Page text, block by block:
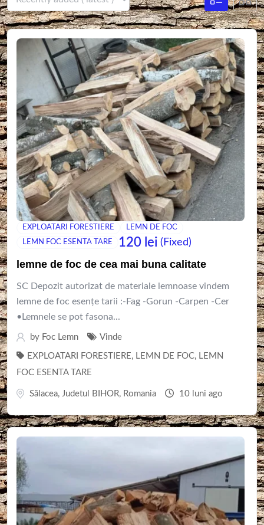
EXPLOATARI FORESTIERE
LEMN DE FOC
LEMN FOC ESENTA TARE
120 lei (Fixed)
lemne de foc de cea mai buna calitate
SC Depozit autorizat de materiale lemnoase vindem
lemne de foc esențe tarii :-Fag -Gorun -Carpen -Cer
•Lemnele se pot fasona...
by Foc Lemn Vinde
EXPLOATARI FORESTIERE, LEMN DE FOC, LEMN
FOC ESENTA TARE
Sălacea, Judetul BIHOR, Romania 10 luni ago